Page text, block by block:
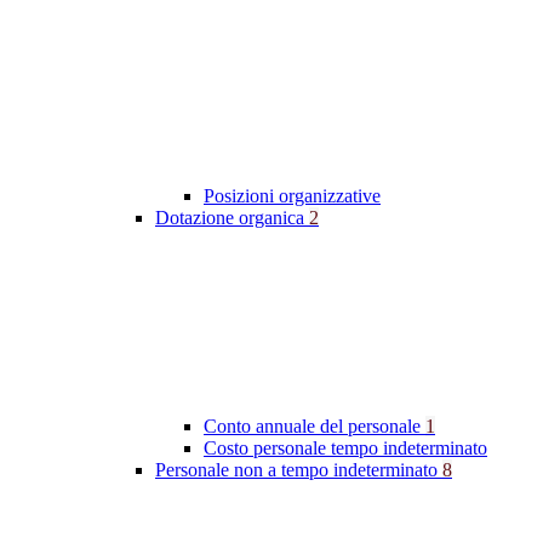
Posizioni organizzative
Dotazione organica 2
Conto annuale del personale 1
Costo personale tempo indeterminato
Personale non a tempo indeterminato 8